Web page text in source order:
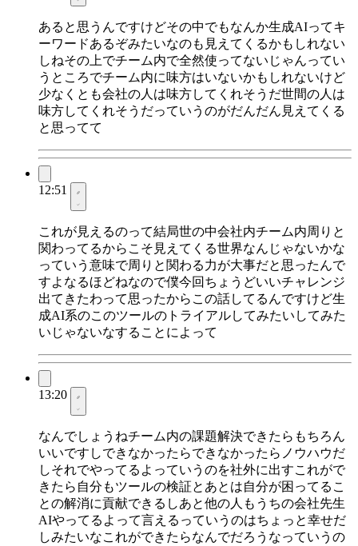
あると思うんですけどその中でもなんか生成AIってキ
ーワードあるぞみたいなのも見えてくるかもしれない
しねその上でチーム内で全然使ってないじゃんってい
うところでチーム内に味方はいないかもしれないけど
少なくとも会社の人は味方してくれそうだ世間の人は
味方してくれそうだっていうのがだんだん見えてくる
と思ってて
12:51
これが見えるのって結局世の中会社内チーム内周りと
関わってるからこそ見えてくる世界なんじゃないかな
っていう意味で周りと関わる力が大事だと思ったんで
すよなるほどねなので僕今回ちょうどいいチャレンジ
出てきたわって思ったからこの話してるんですけど生
成AI系のこのツールのトライアルしてみたいしてみた
いじゃないなすることによって
13:20
なんでしょうねチーム内の課題解決できたらもちろん
いいですしできなかったらできなかったらノウハウだ
しそれでやってるよっていうのを社外に出すこれがで
きたら自分もツールの検証とあとは自分が困ってるこ
との解消に貢献できるしあと他の人もうちの会社先生
AIやってるよって言えるっていうのはちょっと幸せだ
しみたいなこれができたらなんでだろうなっていうの